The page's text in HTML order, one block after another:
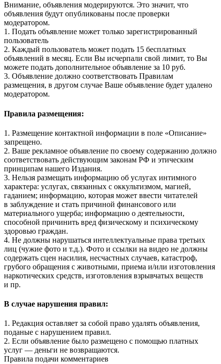
Внимание, объявления модерируются. Это значит, что
объявления будут опубликованы после проверки
модератором.
1. Подать объявление может только зарегистрированный
пользователь
2. Каждый пользователь может подать 15 бесплатных
объявлений в месяц. Если Вы исчерпали свой лимит, то Вы
можете подать дополнительное объявление за 10 руб.
3. Объявление должно соответствовать Правилам
размещения, в другом случае Ваше объявление будет удалено
модератором.
Правила размещения:
1. Размещение контактной информации в поле «Описание»
запрещено.
2. Ваше рекламное объявление по своему содержанию должно
соответствовать действующим законам РФ и этическим
принципам нашего Издания.
3. Нельзя размещать информацию об услугах интимного
характера: услугах, связанных с оккультизмом, магией,
гаданием; информацию, которая может ввести читателей
в заблуждение и стать причиной финансового или
материального ущерба; информацию о деятельности,
способной причинить вред физическому и психическому
здоровью граждан.
4. Не должны нарушаться интеллектуальные права третьих
лиц (чужие фото и т.д.). Фото и ссылки на видео не должны
содержать сцен насилия, несчастных случаев, катастроф,
грубого обращения с животными, приема и/или изготовления
наркотических средств, изготовления взрывчатых веществ
и пр.
В случае нарушения правил:
1. Редакция оставляет за собой право удалять объявления,
поданые с нарушением правил.
2. Если объявление было размещено с помощью платных
услуг — деньги не возвращаются.
Правила подачи комментариев